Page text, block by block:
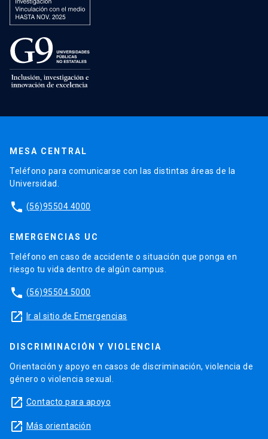
MESA CENTRAL
Teléfono para comunicarse con las distintas áreas de la
Universidad.
phone (56)95504 4000
EMERGENCIAS UC
Teléfono en caso de accidente o situación que ponga en
riesgo tu vida dentro de algún campus.
phone (56)95504 5000
launch Ir al sitio de Emergencias
DISCRIMINACIÓN Y VIOLENCIA
Orientación y apoyo en casos de discriminación, violencia de
género o violencia sexual.
launch Contacto para apoyo
launch Más orientación